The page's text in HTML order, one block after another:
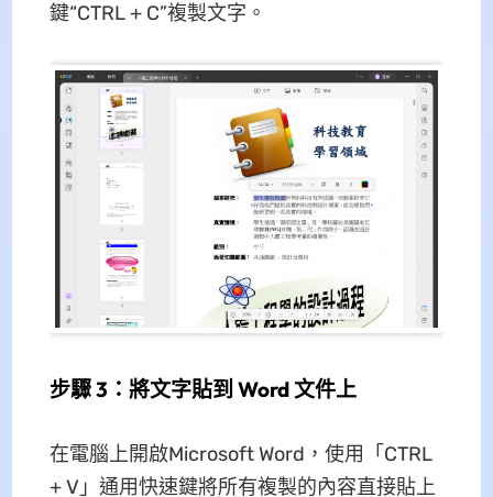
鍵“CTRL + C”複製文字。
步驟 3：將文字貼到 Word 文件上
在電腦上開啟Microsoft Word，使用「CTRL
+ V」通用快速鍵將所有複製的內容直接貼上